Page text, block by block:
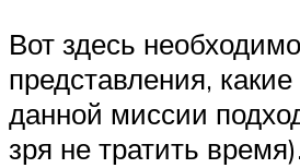
Вот здесь
представления,
данной миссии
зря не тратить